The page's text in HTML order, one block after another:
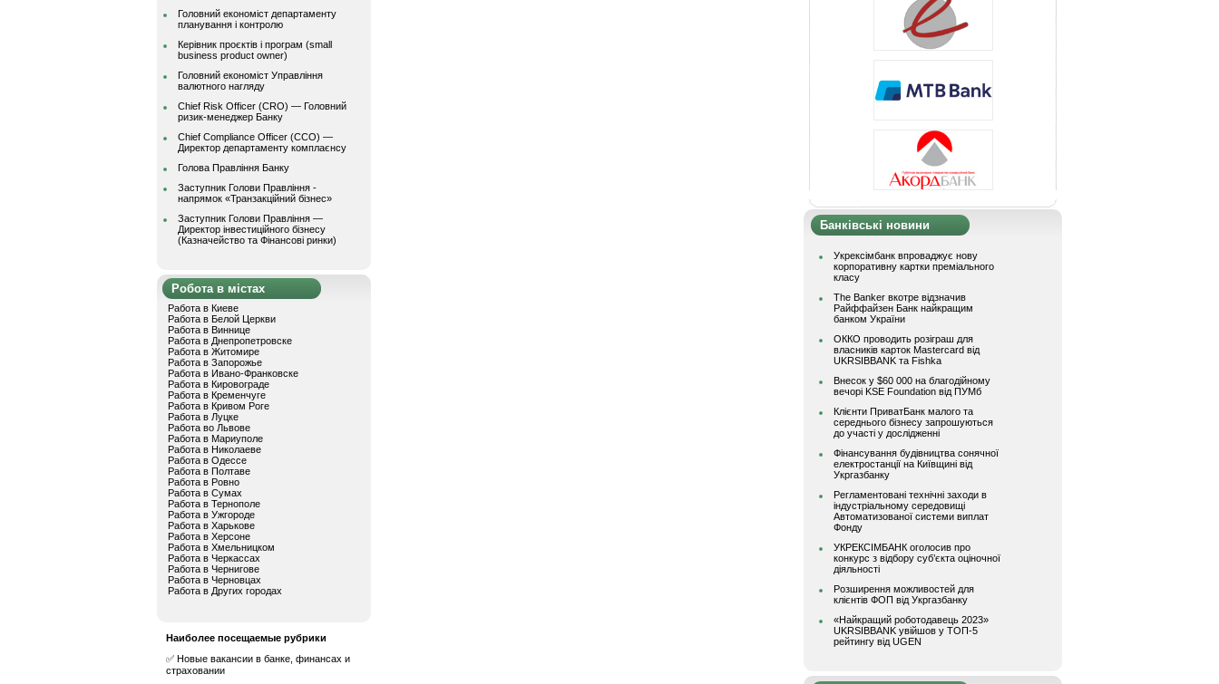
Головний економіст департаменту
планування і контролю
Керівник проєктів і програм (small
business product owner)
Головний економіст Управління
валютного нагляду
Chief Risk Officer (CRO) — Головний
ризик-менеджер Банку
Chief Compliance Officer (CCO) —
Директор департаменту комплаєнсу
Голова Правління Банку
Заступник Голови Правління -
напрямок «Транзакційний бізнес»
Заступник Голови Правління —
Директор інвестиційного бізнесу
(Казначейство та Фінансові ринки)
Робота в містах
Работа в Киеве
Работа в Белой Церкви
Работа в Виннице
Работа в Днепропетровске
Работа в Житомире
Работа в Запорожье
Работа в Ивано-Франковске
Работа в Кировограде
Работа в Кременчуге
Работа в Кривом Роге
Работа в Луцке
Работа во Львове
Работа в Мариуполе
Работа в Николаеве
Работа в Одессе
Работа в Полтаве
Работа в Ровно
Работа в Сумах
Работа в Тернополе
Работа в Ужгороде
Работа в Харькове
Работа в Херсоне
Работа в Хмельницком
Работа в Черкассах
Работа в Чернигове
Работа в Черновцах
Работа в Других городах
Наиболее посещаемые рубрики
✅ Новые вакансии в банке, финансах и
страховании
Банківські новини
Укрексімбанк впроваджує нову
корпоративну картки преміального
класу
The Banker вкотре відзначив
Райффайзен Банк найкращим
банком України
ОККО проводить розіграш для
власників карток Mastercard від
UKRSIBBANK та Fishka
Внесок у $60 000 на благодійному
вечорі KSE Foundation від ПУМб
Клієнти ПриватБанк малого та
середнього бізнесу запрошуються
до участі у дослідженні
Фінансування будівництва сонячної
електростанції на Київщині від
Укргазбанку
Регламентовані технічні заходи в
індустріальному середовищі
Автоматизованої системи виплат
Фонду
УКРЕКСІМБАНК оголосив про
конкурс з відбору суб’єкта оціночної
діяльності
Розширення можливостей для
клієнтів ФОП від Укргазбанку
«Найкращий роботодавець 2023»
UKRSIBBANK увійшов у ТОП-5
рейтингу від UGEN